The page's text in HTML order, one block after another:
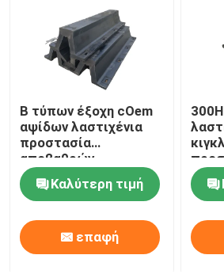
Β τύπων έξοχη cOem
αψίδων λαστιχένια
προστασία
αποβαθρών
κιγκλιδωμάτων
θαλάσσια σταθερή
Καλύτερη τιμή
επαφή